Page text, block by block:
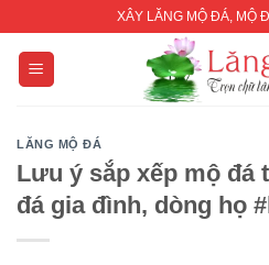
content
XÂY LĂNG MỘ ĐÁ, MỘ
LĂNG MỘ ĐÁ
Lưu ý sắp xếp mộ đá
đá gia đình, dòng họ